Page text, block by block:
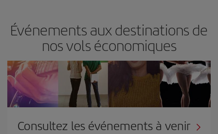
Événements aux destinations de
nos vols économiques
Consultez les événements à venir